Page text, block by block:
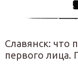
Славянск: что
первого лица.